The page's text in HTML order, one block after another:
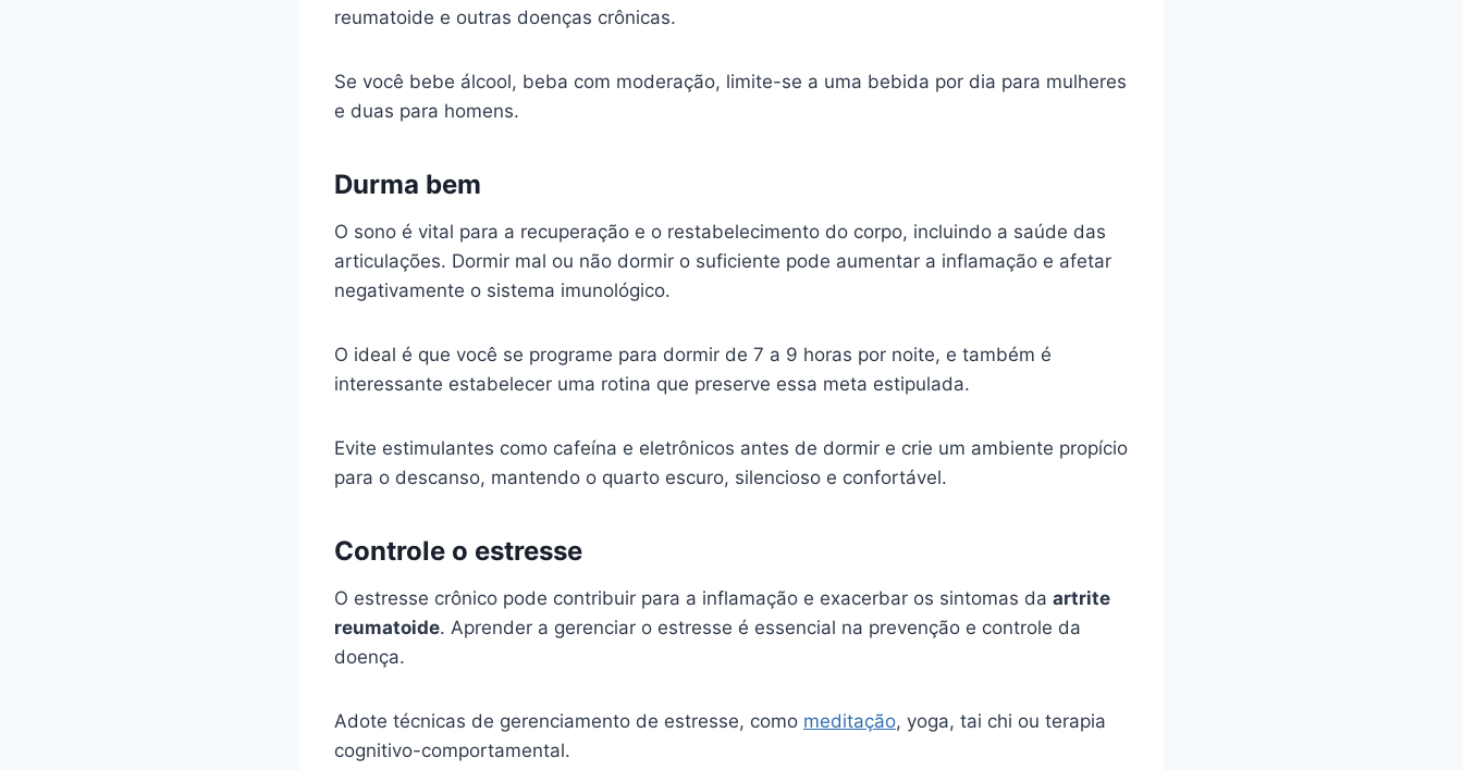
reumatoide e outras doenças crônicas.
Se você bebe álcool, beba com moderação, limite-se a uma bebida por dia para mulheres
e duas para homens.
Durma bem
O sono é vital para a recuperação e o restabelecimento do corpo, incluindo a saúde das
articulações. Dormir mal ou não dormir o suficiente pode aumentar a inflamação e afetar
negativamente o sistema imunológico.
O ideal é que você se programe para dormir de 7 a 9 horas por noite, e também é
interessante estabelecer uma rotina que preserve essa meta estipulada.
Evite estimulantes como cafeína e eletrônicos antes de dormir e crie um ambiente propício
para o descanso, mantendo o quarto escuro, silencioso e confortável.
Controle o estresse
O estresse crônico pode contribuir para a inflamação e exacerbar os sintomas da artrite
reumatoide. Aprender a gerenciar o estresse é essencial na prevenção e controle da
doença.
Adote técnicas de gerenciamento de estresse, como meditação, yoga, tai chi ou terapia
cognitivo-comportamental.